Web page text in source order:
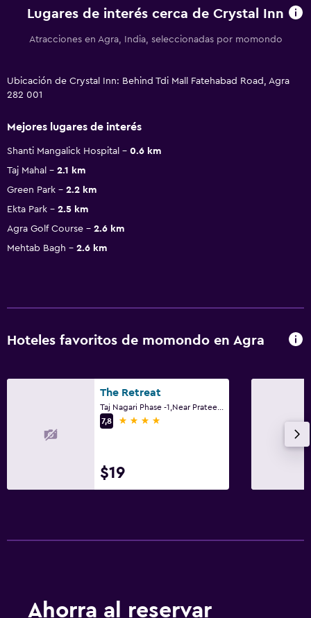
Lugares de interés cerca de Crystal Inn
Atracciones en Agra, India, seleccionadas por momondo
Ubicación de Crystal Inn: Behind Tdi Mall Fatehabad Road, Agra
282 001
Mejores lugares de interés
Shanti Mangalick Hospital
0.6 km
Taj Mahal
2.1 km
Green Park
2.2 km
Ekta Park
2.5 km
Agra Golf Course
2.6 km
Mehtab Bagh
2.6 km
Hoteles favoritos de momondo en Agra
The Retreat
7,8
4 estrellas
$19
Ahorra al reservar